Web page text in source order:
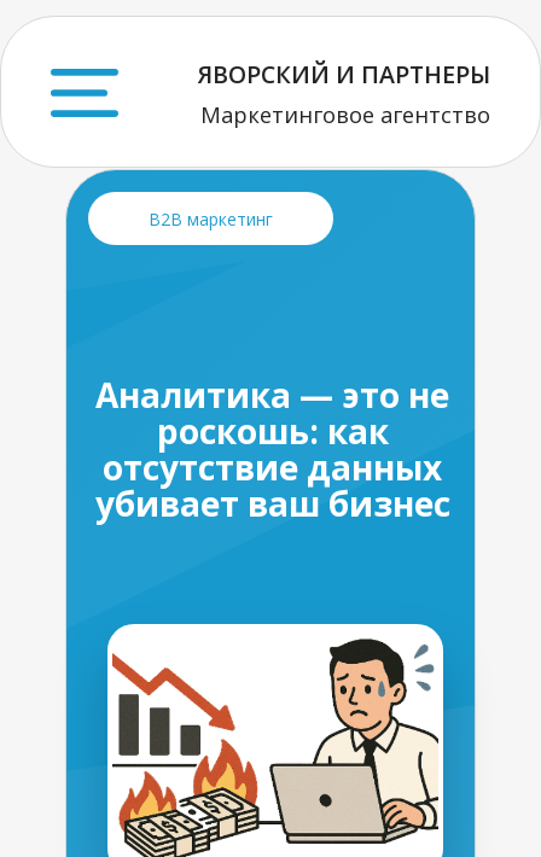
Маркетинговое агентство
Аналитика — это не
роскошь: как
отсутствие данных
убивает ваш бизнес
B2B маркетинг